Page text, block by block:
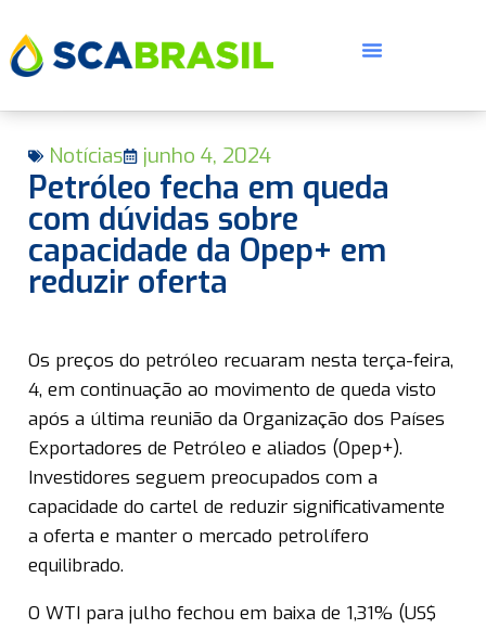
Notícias junho 4, 2024
Petróleo fecha em queda
com dúvidas sobre
capacidade da Opep+ em
reduzir oferta
Os preços do petróleo recuaram nesta terça-feira,
4, em continuação ao movimento de queda visto
após a última reunião da Organização dos Países
Exportadores de Petróleo e aliados (Opep+).
Investidores seguem preocupados com a
capacidade do cartel de reduzir significativamente
a oferta e manter o mercado petrolífero
equilibrado.
O WTI para julho fechou em baixa de 1,31% (US$